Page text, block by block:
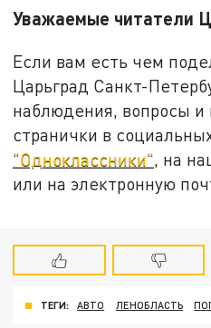
Уважаемые читатели
Если вам есть чем
Царьград Санкт-
наблюдения, вопросы и
странички в
"Одноклассники", на
или на электронную
ТЕГИ: АВТО ЛЕНОБЛАСТЬ